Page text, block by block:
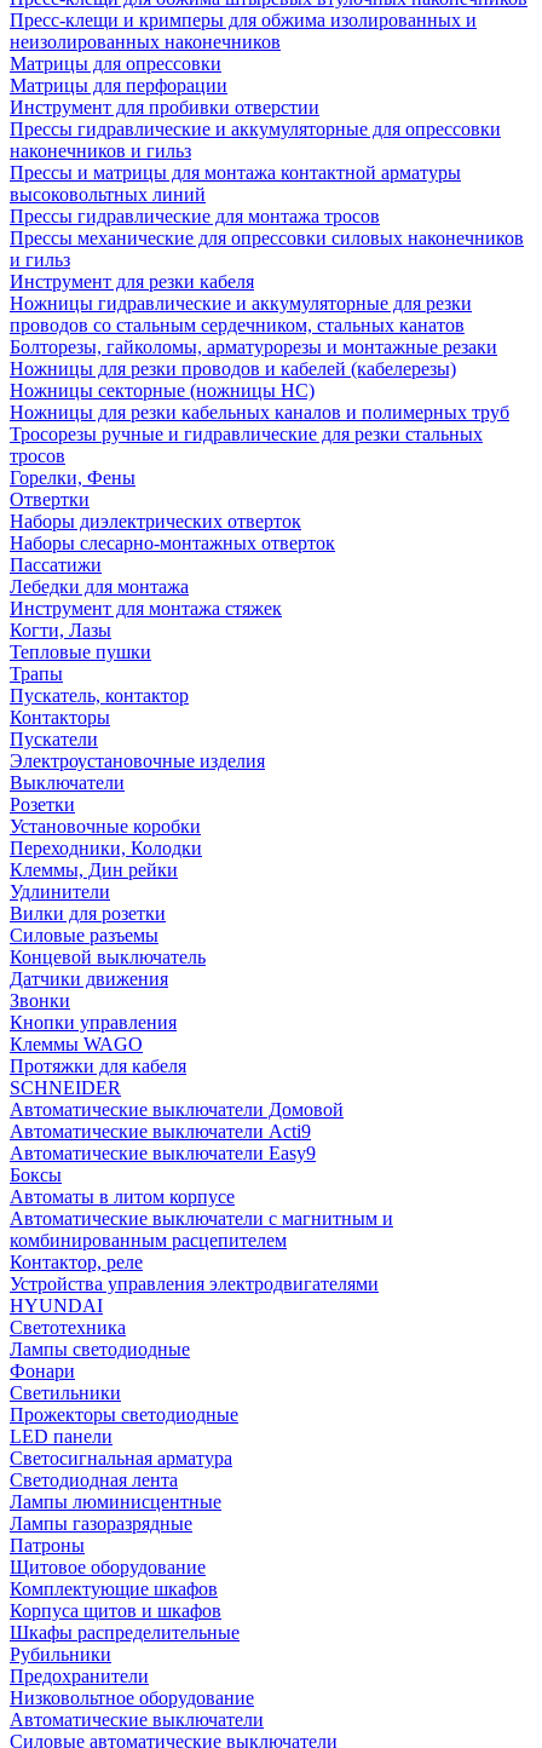
Пресс-клещи и кримперы для обжима изолированных и
неизолированных наконечников
Матрицы для опрессовки
Матрицы для перфорации
Инструмент для пробивки отверстии
Прессы гидравлические и аккумуляторные для опрессовки
наконечников и гильз
Прессы и матрицы для монтажа контактной арматуры
высоковольтных линий
Прессы гидравлические для монтажа тросов
Прессы механические для опрессовки силовых наконечников
и гильз
Инструмент для резки кабеля
Ножницы гидравлические и аккумуляторные для резки
проводов со стальным сердечником, стальных канатов
Болторезы, гайколомы, арматурорезы и монтажные резаки
Ножницы для резки проводов и кабелей (кабелерезы)
Ножницы секторные (ножницы НС)
Ножницы для резки кабельных каналов и полимерных труб
Тросорезы ручные и гидравлические для резки стальных
тросов
Горелки, Фены
Отвертки
Наборы диэлектрических отверток
Наборы слесарно-монтажных отверток
Пассатижи
Лебедки для монтажа
Инструмент для монтажа стяжек
Когти, Лазы
Тепловые пушки
Трапы
Пускатель, контактор
Контакторы
Пускатели
Электроустановочные изделия
Выключатели
Розетки
Установочные коробки
Переходники, Колодки
Клеммы, Дин рейки
Удлинители
Вилки для розетки
Силовые разъемы
Концевой выключатель
Датчики движения
Звонки
Кнопки управления
Клеммы WAGO
Протяжки для кабеля
SCHNEIDER
Автоматические выключатели Домовой
Автоматические выключатели Acti9
Автоматические выключатели Easy9
Боксы
Автоматы в литом корпусе
Автоматические выключатели с магнитным и
комбинированным расцепителем
Контактор, реле
Устройства управления электродвигателями
HYUNDAI
Светотехника
Лампы светодиодные
Фонари
Светильники
Прожекторы светодиодные
LED панели
Светосигнальная арматура
Светодиодная лента
Лампы люминисцентные
Лампы газоразрядные
Патроны
Щитовое оборудование
Комплектующие шкафов
Корпуса щитов и шкафов
Шкафы распределительные
Рубильники
Предохранители
Низковольтное оборудование
Автоматические выключатели
Силовые автоматические выключатели